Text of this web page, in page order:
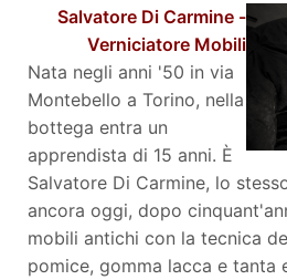
Salvatore Di Carmine -
Verniciatore Mobili
Nata negli anni '50 in via
Montebello a Torino, nella
bottega entra un
apprendista di 15 anni. È
Salvatore Di Carmine, lo
ancora oggi, dopo
mobili antichi con la tecnica
pomice, gomma lacca e tanta